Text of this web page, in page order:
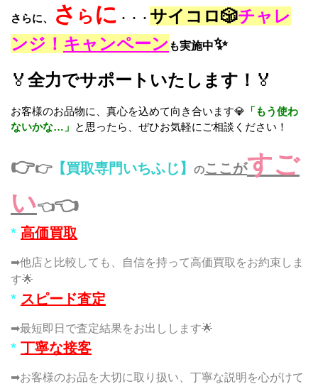
さらに、 さ ら に ・・・ サイコロ🎲チャレ
ンジ！ キャンペーン も実施中✨
🏅 全力でサポートいたします！ 🏅
お客様のお品物に、真心を込めて向き合います💎 「もう使わ
ないかな…」 と思ったら、ぜひお気軽にご相談ください！
👉👉【買取専門いちふじ】 のここがすご
い👈👈
* 高価買取
➡他店と比較しても、自信を持って高価買取をお約束しま
す🌟
* スピード査定
➡最短即日で査定結果をお出しします🌟
* 丁寧な接客
➡お客様のお品を大切に取り扱い、丁寧な説明を心がけて